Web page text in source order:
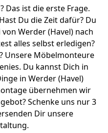
Das ist die erste Frage.
Du die Zeit dafür? Du
Werder (Havel) nach
alles selbst erledigen?
Unsere Möbelmonteure
Du kannst Dich in
in Werder (Havel)
übernehmen wir
Schenke uns nur 3
Dir unsere